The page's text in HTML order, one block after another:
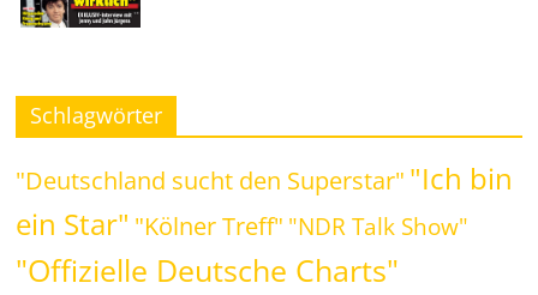
Schlagwörter
"Deutschland sucht den Superstar" "Ich bin
ein Star" "Kölner Treff" "NDR Talk Show"
"Offizielle Deutsche Charts"